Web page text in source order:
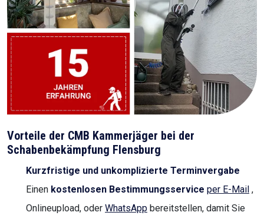
Vorteile der CMB Kammerjäger bei der
Schabenbekämpfung Flensburg
Kurzfristige und unkomplizierte Terminvergabe
Einen kostenlosen Bestimmungsservice per E-Mail ,
Onlineupload, oder WhatsApp bereitstellen, damit Sie